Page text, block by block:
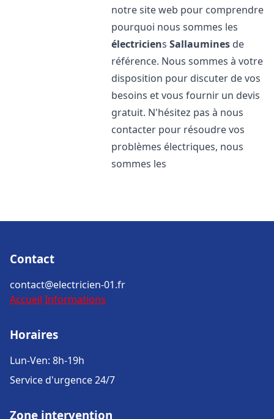
notre site web pour comprendre
pourquoi nous sommes les
électriciensSallaumines de
référence. Nous sommes à votre
disposition pour discuter de vos
besoins et vous fournir un devis
gratuit. N'hésitez pas à nous
contacter pour résoudre vos
problèmes électriques, nous
sommes les
Contact
contact@electricien-01.fr
Accueil Informations
Horaires
Lun-Ven: 8h-19h
Service d'urgence 24/7
Zone intervention